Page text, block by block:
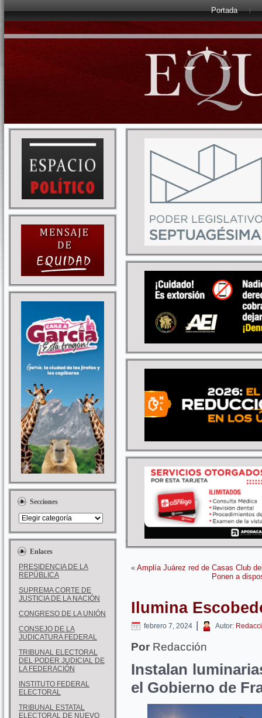
Portada
Secciones
Enlaces
PRESIDENCIA DE LA
REPÚBLICA
SUPREMA CORTE DE
JUSTICIA DE LA NACIÓN
CONGRESO DE LA UNIÓN
CONSEJO DE LA
JUDICATURA FEDERAL
TRIBUNAL ELECTORAL
DEL PODER JUDICIAL DE
LA FEDERACIÓN
INSTITUTO FEDERAL
ELECTORAL
TRIBUNAL ESTATAL
ELECTORAL DE NUEVO
« Amplía Juárez red de Casas Club
Ponen a
Ilumina
febrero 7, 2024 | Autor:
Por Redacción
Instalan
el Gobierno de